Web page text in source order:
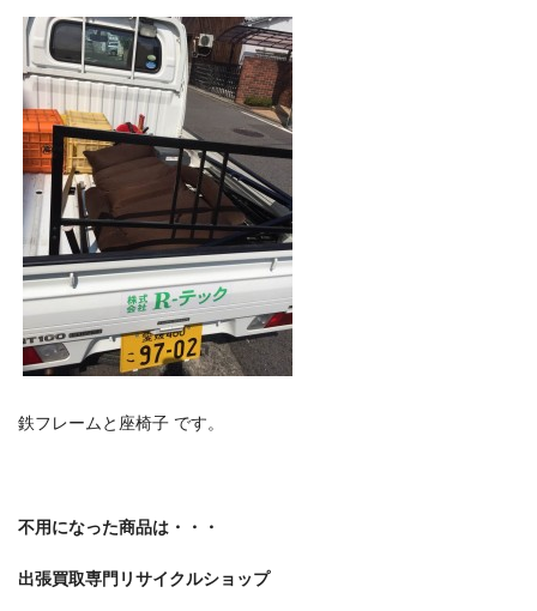
鉄フレームと座椅子 です。
不用になった商品は・・・
出張買取専門リサイクルショップ